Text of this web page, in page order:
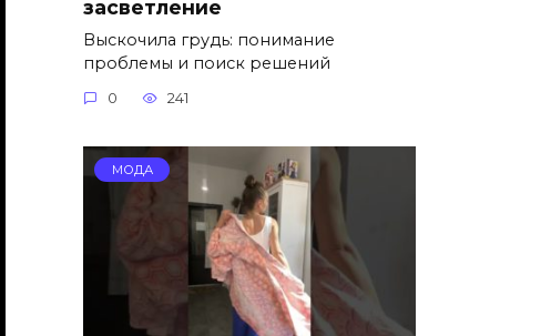
засветление
Выскочила грудь: понимание
проблемы и поиск решений
0 241
МОДА